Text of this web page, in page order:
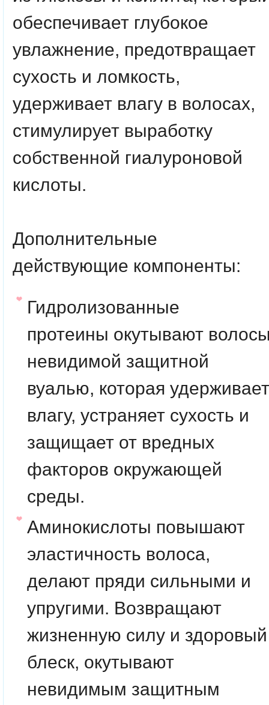
обеспечивает глубокое
увлажнение, предотвращает
сухость и ломкость,
удерживает влагу в волосах,
стимулирует выработку
собственной гиалуроновой
кислоты.
Дополнительные
действующие компоненты:
Гидролизованные
протеины окутывают
невидимой защитной
вуалью, которая удерживает
влагу, устраняет сухость и
защищает от вредных
факторов окружающей
среды.
Аминокислоты повышают
эластичность волоса,
делают пряди сильными и
упругими. Возвращают
жизненную силу и здоровый
блеск, окутывают
невидимым защитным